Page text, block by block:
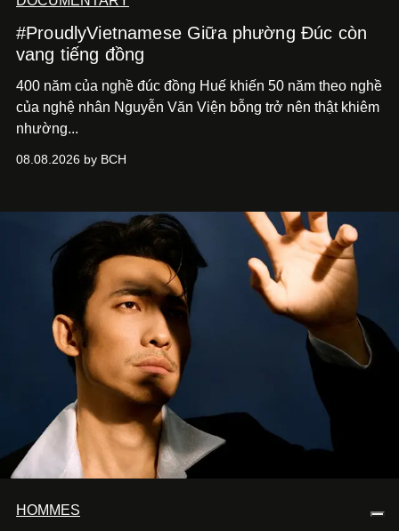
#ProudlyVietnamese Giữa phường Đúc còn
vang tiếng đồng
400 năm của nghề đúc đồng Huế khiến 50 năm theo nghề
của nghệ nhân Nguyễn Văn Viện bỗng trở nên thật khiêm
nhường...
08.08.2026 by BCH
HOMMES